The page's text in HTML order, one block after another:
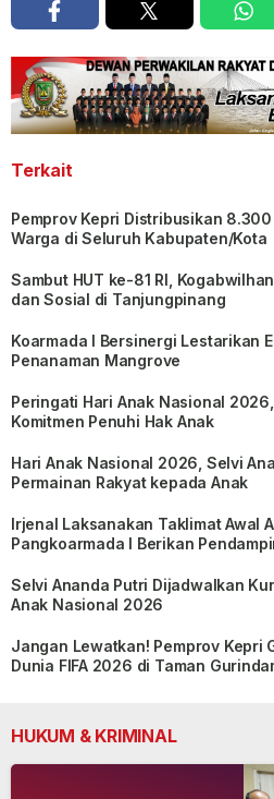
Terkait
Pemprov Kepri Distribusikan
Warga di Seluruh Kabupaten/Kota
Sambut HUT ke-81 RI,
dan Sosial di Tanjungpinang
Koarmada I Bersinergi Lestarikan
Penanaman Mangrove
Peringati Hari Anak Nasional
Komitmen Penuhi Hak Anak
Hari Anak Nasional 2026, Selvi
Permainan Rakyat kepada Anak
Irjenal Laksanakan Taklimat Awal
Pangkoarmada I Berikan
Selvi Ananda Putri Dijadwalkan
Anak Nasional 2026
Jangan Lewatkan! Pemprov Kepri
Dunia FIFA 2026 di Taman
HUKUM & KRIMINAL